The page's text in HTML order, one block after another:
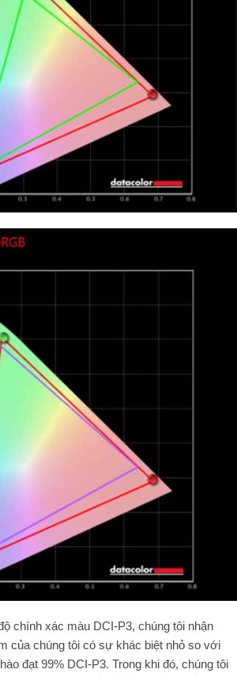
chính xác màu DCI-P3, chúng tôi nhận
của chúng tôi có sự khác biệt nhỏ so với
đạt 99% DCI-P3. Trong khi đó, chúng tôi